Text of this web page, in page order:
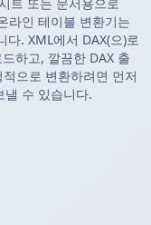
라인 테이블 변환기는
. XML에서 DAX(으)로
하고, 깔끔한 DAX 출
으로 변환하려면 먼저
낼 수 있습니다.